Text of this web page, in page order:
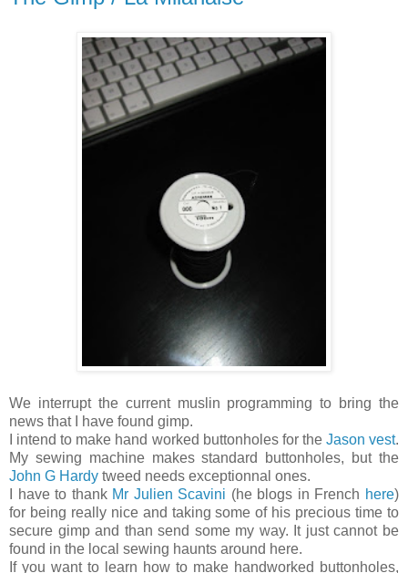
We interrupt the current muslin programming to bring the
news that I have found gimp.
I intend to make hand worked buttonholes for the Jason vest.
My sewing machine makes standard buttonholes, but the
John G Hardy tweed needs exceptionnal ones.
I have to thank Mr Julien Scavini (he blogs in French here)
for being really nice and taking some of his precious time to
secure gimp and than send some my way. It just cannot be
found in the local sewing haunts around here.
If you want to learn how to make handworked buttonholes,